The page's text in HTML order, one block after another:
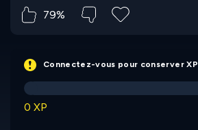
79%
Connectez-vous pour conserver XP
0 XP